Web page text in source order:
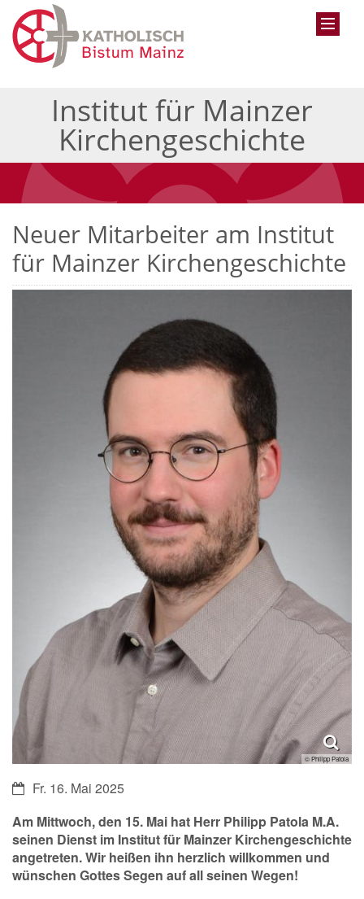
Institut für Mainzer
Kirchengeschichte
Neuer Mitarbeiter am Institut
für Mainzer Kirchengeschichte
© Philipp Patola
Datum:Fr. 16. Mai 2025
Am Mittwoch, den 15. Mai hat Herr Philipp Patola M.A.
seinen Dienst im Institut für Mainzer Kirchengeschichte
angetreten. Wir heißen ihn herzlich willkommen und
wünschen Gottes Segen auf all seinen Wegen!